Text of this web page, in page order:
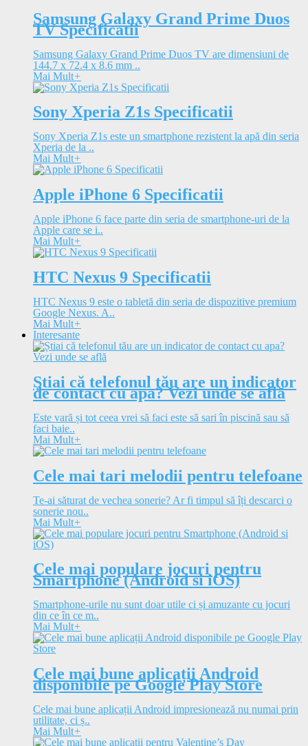
Samsung Galaxy Grand Prime Duos
TV Specificatii
Samsung Galaxy Grand Prime Duos TV are dimensiuni de
144.7 x 72.4 x 8.6 mm ..
Mai Mult+
Sony Xperia Z1s Specificatii
Sony Xperia Z1s este un smartphone rezistent la apă din seria
Xperia de la ..
Mai Mult+
Apple iPhone 6 Specificatii
Apple iPhone 6 face parte din seria de smartphone-uri de la
Apple care se i..
Mai Mult+
HTC Nexus 9 Specificatii
HTC Nexus 9 este o tabletă din seria de dispozitive premium
Google Nexus. A..
Mai Mult+
Interesante
Știai că telefonul tău are un indicator
de contact cu apa? Vezi unde se află
Este vară și tot ceea vrei să faci este să sari în piscină sau să
faci baie..
Mai Mult+
Cele mai tari melodii pentru telefoane
Te-ai săturat de vechea sonerie? Ar fi timpul să îți descarci o
sonerie nou..
Mai Mult+
Cele mai populare jocuri pentru
Smartphone (Android si iOS)
Smartphone-urile nu sunt doar utile ci și amuzante cu jocuri
din ce în ce m..
Mai Mult+
Cele mai bune aplicații Android
disponibile pe Google Play Store
Cele mai bune aplicații Android impresionează nu numai prin
utilitate, ci ș..
Mai Mult+